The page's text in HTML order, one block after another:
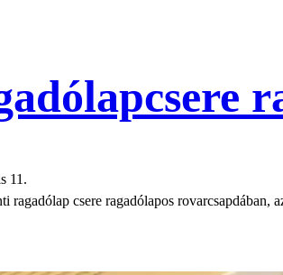
11.
ragadólap csere ragadólapos